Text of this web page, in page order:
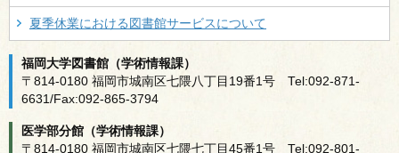
夏季休業における図書館サービスについて
福岡大学図書館（学術情報課）
〒814-0180 福岡市城南区七隈八丁目19番1号 Tel:092-871-
6631/Fax:092-865-3794
医学部分館（学術情報課）
〒814-0180 福岡市城南区七隈七丁目45番1号 Tel:092-801-